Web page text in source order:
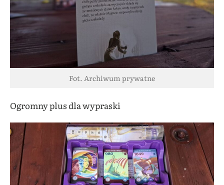
Fot. Archiwum prywatne
Ogromny plus dla wypraski